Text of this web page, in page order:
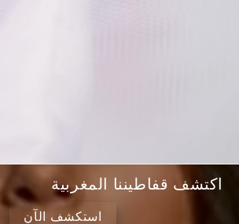
اكتشف قفاطيننا المغربية
استكشف الآن